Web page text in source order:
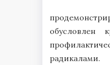
обусловлен
радикалами.